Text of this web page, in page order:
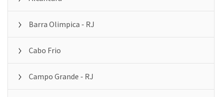
Barra Olimpica - RJ
Cabo Frio
Campo Grande - RJ